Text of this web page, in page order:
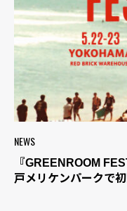
NEWS
『GREENROOM
戸メリケンパークで